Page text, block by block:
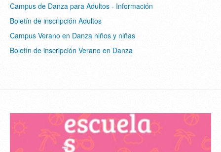
Campus de Danza para Adultos - Información
Boletín de inscripción Adultos
Campus Verano en Danza niños y niñas
Boletín de inscripción Verano en Danza